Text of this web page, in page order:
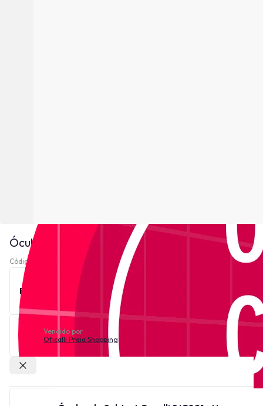
Óculos de Sol Just Cavalli SJC021 - Havana
Código 221620- Ver descrição
Este produto está indisponível no momento.
Vendido por
Oticalli Praia Shopping